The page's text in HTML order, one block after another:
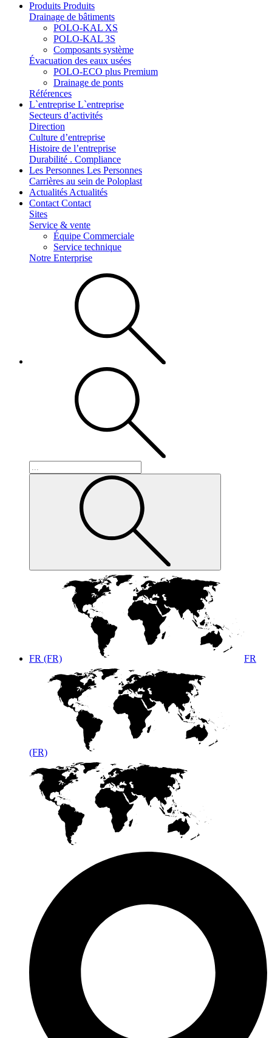
Produits Produits
Drainage de bâtiments
POLO-KAL XS
POLO-KAL 3S
Composants système
Évacuation des eaux usées
POLO-ECO plus Premium
Drainage de ponts
Références
L`entreprise L`entreprise
Secteurs d’activités
Direction
Culture d’entreprise
Histoire de l’entreprise
Durabilité . Compliance
Les Personnes Les Personnes
Carrières au sein de Poloplast
Actualités Actualités
Contact Contact
Sites
Service & vente
Équipe Commerciale
Service technique
Notre Enterprise
FR (FR) FR
(FR)